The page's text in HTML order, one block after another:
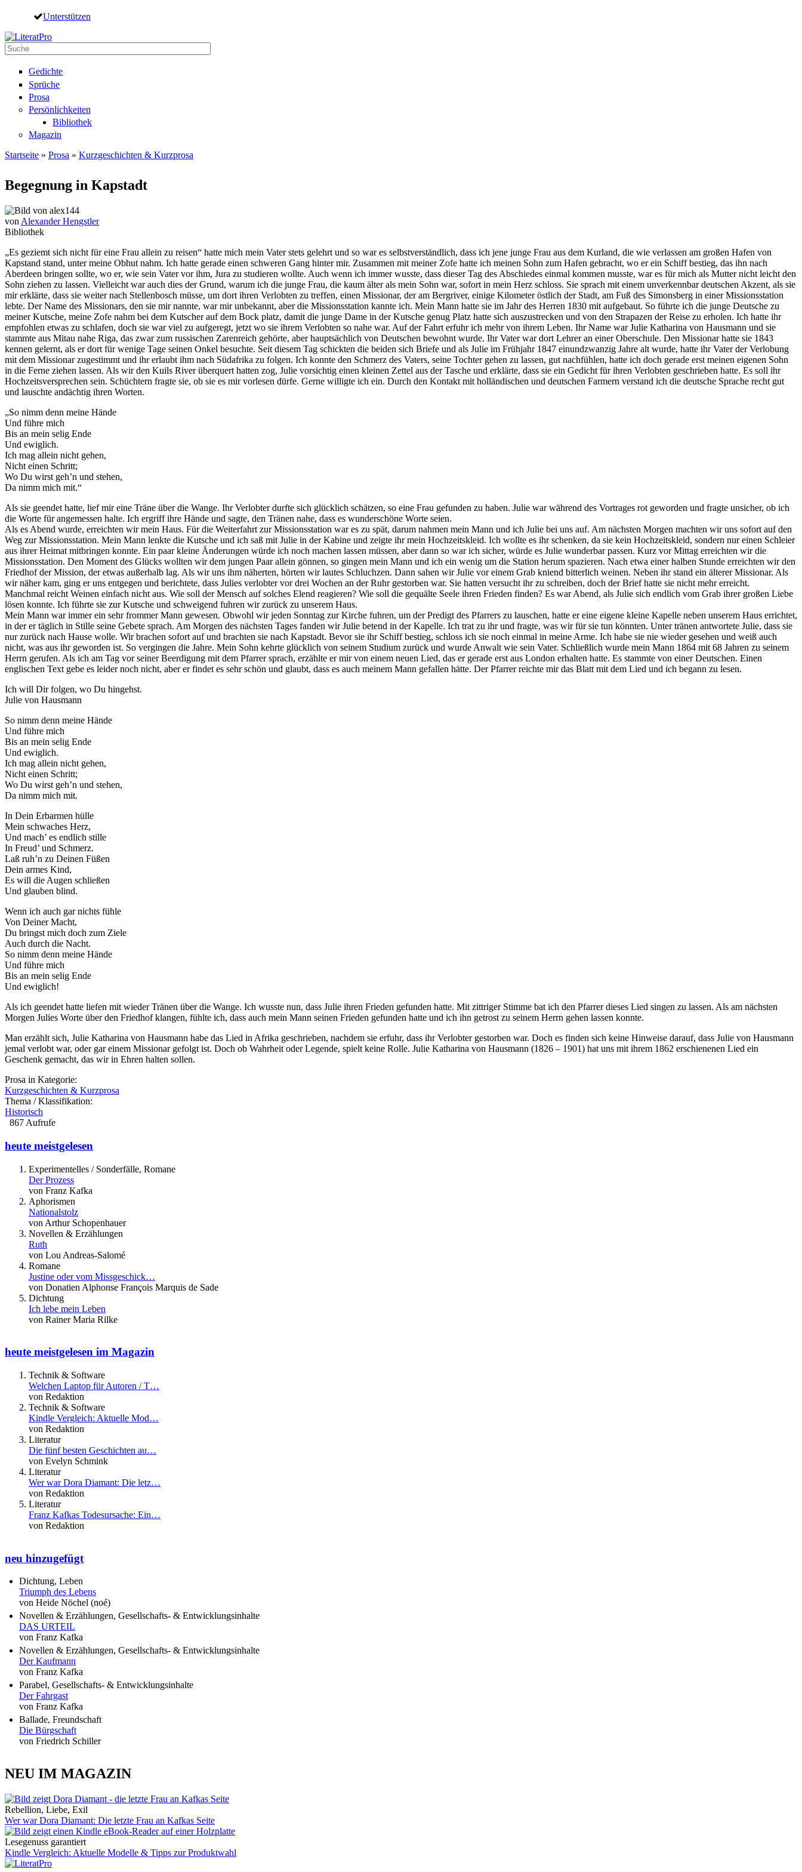
Direkt zum Inhalt
Unterstützen
Suche
Gedichte
Sprüche
Prosa
Persönlichkeiten
Bibliothek
Magazin
Startseite » Prosa » Kurzgeschichten & Kurzprosa
Begegnung in Kapstadt
von Alexander Hengstler
Bibliothek
„Es geziemt sich nicht für eine Frau allein zu reisen“ hatte mich mein Vater stets gelehrt und so war es selbstverständlich, dass ich jene junge Frau aus dem Kurland, die wie verlassen am großen Hafen von
Kapstand stand, unter meine Obhut nahm. Ich hatte gerade einen schweren Gang hinter mir. Zusammen mit meiner Zofe hatte ich meinen Sohn zum Hafen gebracht, wo er ein Schiff bestieg, das ihn nach
Aberdeen bringen sollte, wo er, wie sein Vater vor ihm, Jura zu studieren wollte. Auch wenn ich immer wusste, dass dieser Tag des Abschiedes einmal kommen musste, war es für mich als Mutter nicht leicht den
Sohn ziehen zu lassen. Vielleicht war auch dies der Grund, warum ich die junge Frau, die kaum älter als mein Sohn war, sofort in mein Herz schloss. Sie sprach mit einem unverkennbar deutschen Akzent, als sie
mir erklärte, dass sie weiter nach Stellenbosch müsse, um dort ihren Verlobten zu treffen, einen Missionar, der am Bergriver, einige Kilometer östlich der Stadt, am Fuß des Simonsberg in einer Missionsstation
lebte. Der Name des Missionars, den sie mir nannte, war mir unbekannt, aber die Missionsstation kannte ich. Mein Mann hatte sie im Jahr des Herren 1830 mit aufgebaut. So führte ich die junge Deutsche zu
meiner Kutsche, meine Zofe nahm bei dem Kutscher auf dem Bock platz, damit die junge Dame in der Kutsche genug Platz hatte sich auszustrecken und von den Strapazen der Reise zu erholen. Ich hatte ihr
empfohlen etwas zu schlafen, doch sie war viel zu aufgeregt, jetzt wo sie ihrem Verlobten so nahe war. Auf der Fahrt erfuhr ich mehr von ihrem Leben. Ihr Name war Julie Katharina von Hausmann und sie
stammte aus Mitau nahe Riga, das zwar zum russischen Zarenreich gehörte, aber hauptsächlich von Deutschen bewohnt wurde. Ihr Vater war dort Lehrer an einer Oberschule. Den Missionar hatte sie 1843
kennen gelernt, als er dort für wenige Tage seinen Onkel besuchte. Seit diesem Tag schickten die beiden sich Briefe und als Julie im Frühjahr 1847 einundzwanzig Jahre alt wurde, hatte ihr Vater der Verlobung
mit dem Missionar zugestimmt und ihr erlaubt ihm nach Südafrika zu folgen. Ich konnte den Schmerz des Vaters, seine Tochter gehen zu lassen, gut nachfühlen, hatte ich doch gerade erst meinen eigenen Sohn
in die Ferne ziehen lassen. Als wir den Kuils River überquert hatten zog, Julie vorsichtig einen kleinen Zettel aus der Tasche und erklärte, dass sie ein Gedicht für ihren Verlobten geschrieben hatte. Es soll ihr
Hochzeitsversprechen sein. Schüchtern fragte sie, ob sie es mir vorlesen dürfe. Gerne willigte ich ein. Durch den Kontakt mit holländischen und deutschen Farmern verstand ich die deutsche Sprache recht gut
und lauschte andächtig ihren Worten.
„So nimm denn meine Hände
Und führe mich
Bis an mein selig Ende
Und ewiglich.
Ich mag allein nicht gehen,
Nicht einen Schritt;
Wo Du wirst geh’n und stehen,
Da nimm mich mit.“
Als sie geendet hatte, lief mir eine Träne über die Wange. Ihr Verlobter durfte sich glücklich schätzen, so eine Frau gefunden zu haben. Julie war während des Vortrages rot geworden und fragte unsicher, ob ich
die Worte für angemessen halte. Ich ergriff ihre Hände und sagte, den Tränen nahe, dass es wunderschöne Worte seien.
Als es Abend wurde, erreichten wir mein Haus. Für die Weiterfahrt zur Missionsstation war es zu spät, darum nahmen mein Mann und ich Julie bei uns auf. Am nächsten Morgen machten wir uns sofort auf den
Weg zur Missionsstation. Mein Mann lenkte die Kutsche und ich saß mit Julie in der Kabine und zeigte ihr mein Hochzeitskleid. Ich wollte es ihr schenken, da sie kein Hochzeitskleid, sondern nur einen Schleier
aus ihrer Heimat mitbringen konnte. Ein paar kleine Änderungen würde ich noch machen lassen müssen, aber dann so war ich sicher, würde es Julie wunderbar passen. Kurz vor Mittag erreichten wir die
Missionsstation. Den Moment des Glücks wollten wir dem jungen Paar allein gönnen, so gingen mein Mann und ich ein wenig um die Station herum spazieren. Nach etwa einer halben Stunde erreichten wir den
Friedhof der Mission, der etwas außerhalb lag. Als wir uns ihm näherten, hörten wir lautes Schluchzen. Dann sahen wir Julie vor einem Grab kniend bitterlich weinen. Neben ihr stand ein älterer Missionar. Als
wir näher kam, ging er uns entgegen und berichtete, dass Julies verlobter vor drei Wochen an der Ruhr gestorben war. Sie hatten versucht ihr zu schreiben, doch der Brief hatte sie nicht mehr erreicht.
Manchmal reicht Weinen einfach nicht aus. Wie soll der Mensch auf solches Elend reagieren? Wie soll die gequälte Seele ihren Frieden finden? Es war Abend, als Julie sich endlich vom Grab ihrer großen Liebe
lösen konnte. Ich führte sie zur Kutsche und schweigend fuhren wir zurück zu unserem Haus.
Mein Mann war immer ein sehr frommer Mann gewesen. Obwohl wir jeden Sonntag zur Kirche fuhren, um der Predigt des Pfarrers zu lauschen, hatte er eine eigene kleine Kapelle neben unserem Haus errichtet,
in der er täglich in Stille seine Gebete sprach. Am Morgen des nächsten Tages fanden wir Julie betend in der Kapelle. Ich trat zu ihr und fragte, was wir für sie tun könnten. Unter tränen antwortete Julie, dass sie
nur zurück nach Hause wolle. Wir brachen sofort auf und brachten sie nach Kapstadt. Bevor sie ihr Schiff bestieg, schloss ich sie noch einmal in meine Arme. Ich habe sie nie wieder gesehen und weiß auch
nicht, was aus ihr geworden ist. So vergingen die Jahre. Mein Sohn kehrte glücklich von seinem Studium zurück und wurde Anwalt wie sein Vater. Schließlich wurde mein Mann 1864 mit 68 Jahren zu seinem
Herrn gerufen. Als ich am Tag vor seiner Beerdigung mit dem Pfarrer sprach, erzählte er mir von einem neuen Lied, das er gerade erst aus London erhalten hatte. Es stammte von einer Deutschen. Einen
englischen Text gebe es leider noch nicht, aber er findet es sehr schön und glaubt, dass es auch meinem Mann gefallen hätte. Der Pfarrer reichte mir das Blatt mit dem Lied und ich begann zu lesen.
Ich will Dir folgen, wo Du hingehst.
Julie von Hausmann
So nimm denn meine Hände
Und führe mich
Bis an mein selig Ende
Und ewiglich.
Ich mag allein nicht gehen,
Nicht einen Schritt;
Wo Du wirst geh’n und stehen,
Da nimm mich mit.
In Dein Erbarmen hülle
Mein schwaches Herz,
Und mach’ es endlich stille
In Freud’ und Schmerz.
Laß ruh’n zu Deinen Füßen
Dein armes Kind,
Es will die Augen schließen
Und glauben blind.
Wenn ich auch gar nichts fühle
Von Deiner Macht,
Du bringst mich doch zum Ziele
Auch durch die Nacht.
So nimm denn meine Hände
Und führe mich
Bis an mein selig Ende
Und ewiglich!
Als ich geendet hatte liefen mit wieder Tränen über die Wange. Ich wusste nun, dass Julie ihren Frieden gefunden hatte. Mit zittriger Stimme bat ich den Pfarrer dieses Lied singen zu lassen. Als am nächsten
Morgen Julies Worte über den Friedhof klangen, fühlte ich, dass auch mein Mann seinen Frieden gefunden hatte und ich ihn getrost zu seinem Herrn gehen lassen konnte.
Man erzählt sich, Julie Katharina von Hausmann habe das Lied in Afrika geschrieben, nachdem sie erfuhr, dass ihr Verlobter gestorben war. Doch es finden sich keine Hinweise darauf, dass Julie von Hausmann
jemal verlobt war, oder gar einem Missionar gefolgt ist. Doch ob Wahrheit oder Legende, spielt keine Rolle. Julie Katharina von Hausmann (1826 – 1901) hat uns mit ihrem 1862 erschienenen Lied ein
Geschenk gemacht, das wir in Ehren halten sollen.
Prosa in Kategorie:
Kurzgeschichten & Kurzprosa
Thema / Klassifikation:
Historisch
867 Aufrufe
heute meistgelesen
Experimentelles / Sonderfälle, Romane
Der Prozess
von Franz Kafka
Aphorismen
Nationalstolz
von Arthur Schopenhauer
Novellen & Erzählungen
Ruth
von Lou Andreas-Salomé
Romane
Justine oder vom Missgeschick…
von Donatien Alphonse François Marquis de Sade
Dichtung
Ich lebe mein Leben
von Rainer Maria Rilke
heute meistgelesen im Magazin
Technik & Software
Welchen Laptop für Autoren / T…
von Redaktion
Technik & Software
Kindle Vergleich: Aktuelle Mod…
von Redaktion
Literatur
Die fünf besten Geschichten au…
von Evelyn Schmink
Literatur
Wer war Dora Diamant: Die letz…
von Redaktion
Literatur
Franz Kafkas Todesursache: Ein…
von Redaktion
neu hinzugefügt
Dichtung, Leben
Triumph des Lebens
von Heide Nöchel (noé)
Novellen & Erzählungen, Gesellschafts- & Entwicklungsinhalte
DAS URTEIL
von Franz Kafka
Novellen & Erzählungen, Gesellschafts- & Entwicklungsinhalte
Der Kaufmann
von Franz Kafka
Parabel, Gesellschafts- & Entwicklungsinhalte
Der Fahrgast
von Franz Kafka
Ballade, Freundschaft
Die Bürgschaft
von Friedrich Schiller
NEU IM MAGAZIN
Rebellion, Liebe, Exil
Wer war Dora Diamant: Die letzte Frau an Kafkas Seite
Lesegenuss garantiert
Kindle Vergleich: Aktuelle Modelle & Tipps zur Produktwahl